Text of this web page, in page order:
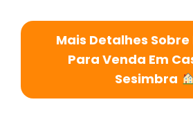
Mais Detalhes
Para Venda Em
Sesimbra